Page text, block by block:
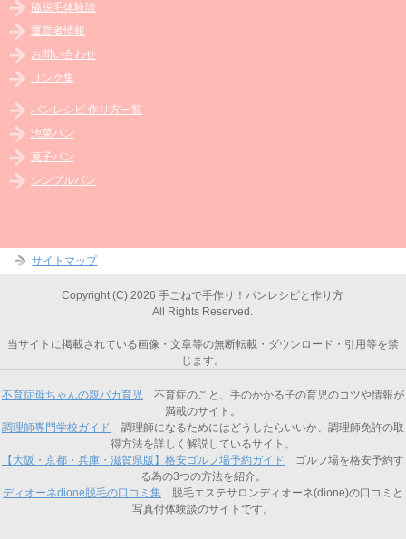
脇脱毛体験談
運営者情報
お問い合わせ
リンク集
パンレシピ 作り方一覧
惣菜パン
菓子パン
シンプルパン
サイトマップ
Copyright (C) 2026 手ごねで手作り！パンレシピと作り方
All Rights Reserved.
当サイトに掲載されている画像・文章等の無断転載・ダウンロード・引用等を禁
じます。
不育症母ちゃんの親バカ育児 不育症のこと、手のかかる子の育児のコツや情報が
満載のサイト。
調理師専門学校ガイド 調理師になるためにはどうしたらいいか、調理師免許の取
得方法を詳しく解説しているサイト。
【大阪・京都・兵庫・滋賀県版】格安ゴルフ場予約ガイド ゴルフ場を格安予約す
る為の3つの方法を紹介。
ディオーネdione脱毛の口コミ集 脱毛エステサロンディオーネ(dione)の口コミと
写真付体験談のサイトです。